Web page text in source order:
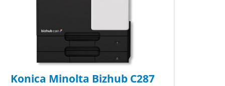
Konica Minolta Bizhub C287